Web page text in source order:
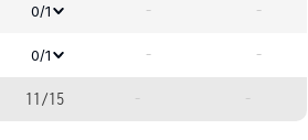
0/1 - -
0/1 - -
11/15 - -